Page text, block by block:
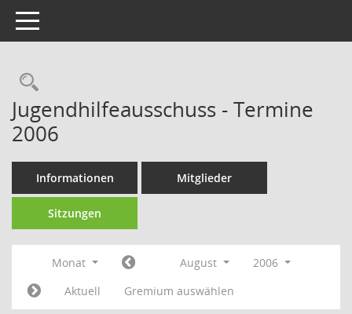
Toggle navigation
Rechercheauswahl
Jugendhilfeausschuss - Termine
2006
Informationen Mitglieder
Sitzungen
Monat August
2006
Aktuell
Gremium auswählen